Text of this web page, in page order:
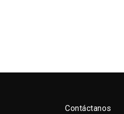
Contáctanos